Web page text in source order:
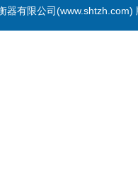
器有限公司(www.shtzh.com)